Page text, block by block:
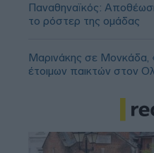
Παναθηναϊκός:
το ρόστερ της ομάδας
Μαρινάκης σε Μονκάδα,
έτοιμων παικτών στον